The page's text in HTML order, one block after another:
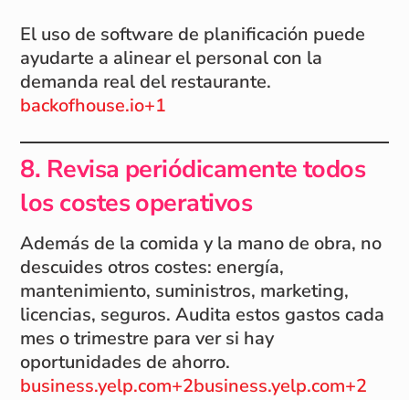
El uso de software de planificación puede
ayudarte a alinear el personal con la
demanda real del restaurante.
backofhouse.io+1
8. Revisa periódicamente todos
los costes operativos
Además de la comida y la mano de obra, no
descuides otros costes: energía,
mantenimiento, suministros, marketing,
licencias, seguros. Audita estos gastos cada
mes o trimestre para ver si hay
oportunidades de ahorro.
business.yelp.com+2business.yelp.com+2